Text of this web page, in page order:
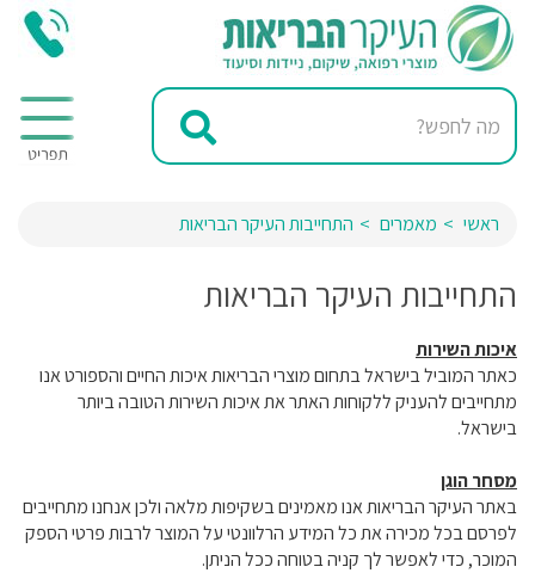
ראשי מאמרים התחייבות העיקר הבריאות
התחייבות העיקר הבריאות
איכות השירות
כאתר המוביל בישראל בתחום מוצרי הבריאות איכות החיים והספורט אנו
מתחייבים להעניק ללקוחות האתר את איכות השירות הטובה ביותר
בישראל.
מסחר הוגן
באתר העיקר הבריאות אנו מאמינים בשקיפות מלאה ולכן אנחנו מתחייבים
לפרסם בכל מכירה את כל המידע הרלוונטי על המוצר לרבות פרטי הספק
המוכר, כדי לאפשר לך קניה בטוחה ככל הניתן.